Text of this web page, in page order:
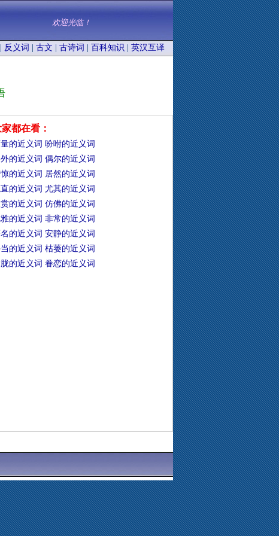
欢迎光临！
反义词 古文 古诗词 百科知识 英汉互译
家都在看：
的近义词 吩咐的近义词
的近义词 偶尔的近义词
的近义词 居然的近义词
的近义词 尤其的近义词
的近义词 仿佛的近义词
的近义词 非常的近义词
的近义词 安静的近义词
的近义词 枯萎的近义词
的近义词 眷恋的近义词